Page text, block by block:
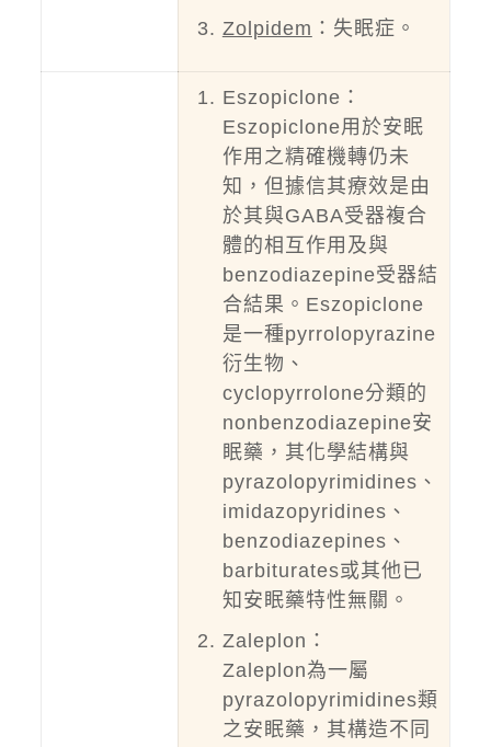
Zolpidem ：失眠症。
Eszopiclone：
Eszopiclone用於安眠
作用之精確機轉仍未
知，但據信其療效是由
於其與GABA受器複合
體的相互作用及與
benzodiazepine受器結
合結果。Eszopiclone
是一種pyrrolopyrazine
衍生物、
cyclopyrrolone分類的
nonbenzodiazepine安
眠藥，其化學結構與
pyrazolopyrimidines、
imidazopyridines、
benzodiazepines、
barbiturates或其他已
知安眠藥特性無關。
Zaleplon：
Zaleplon為一屬
pyrazolopyrimidines類
之安眠藥，其構造不同